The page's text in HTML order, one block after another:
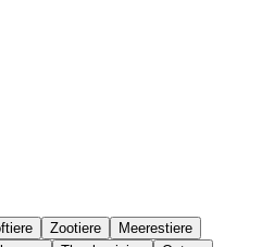
Zootiere
Meerestiere